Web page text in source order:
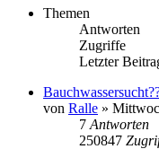
Themen
Antworten
Zugriffe
Letzter
von Ralle »
7 Antworten
250847